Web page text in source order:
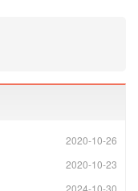
2020-10-26
2020-10-23
2024-10-30